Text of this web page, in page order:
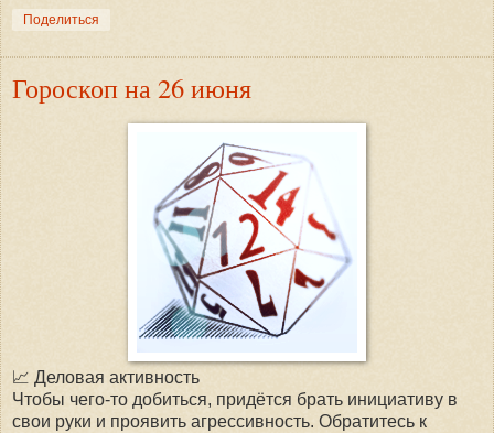
Поделиться
Гороскоп на 26 июня
📈 Деловая активность
Чтобы чего-то добиться, придётся брать инициативу в
свои руки и проявить агрессивность. Обратитесь к